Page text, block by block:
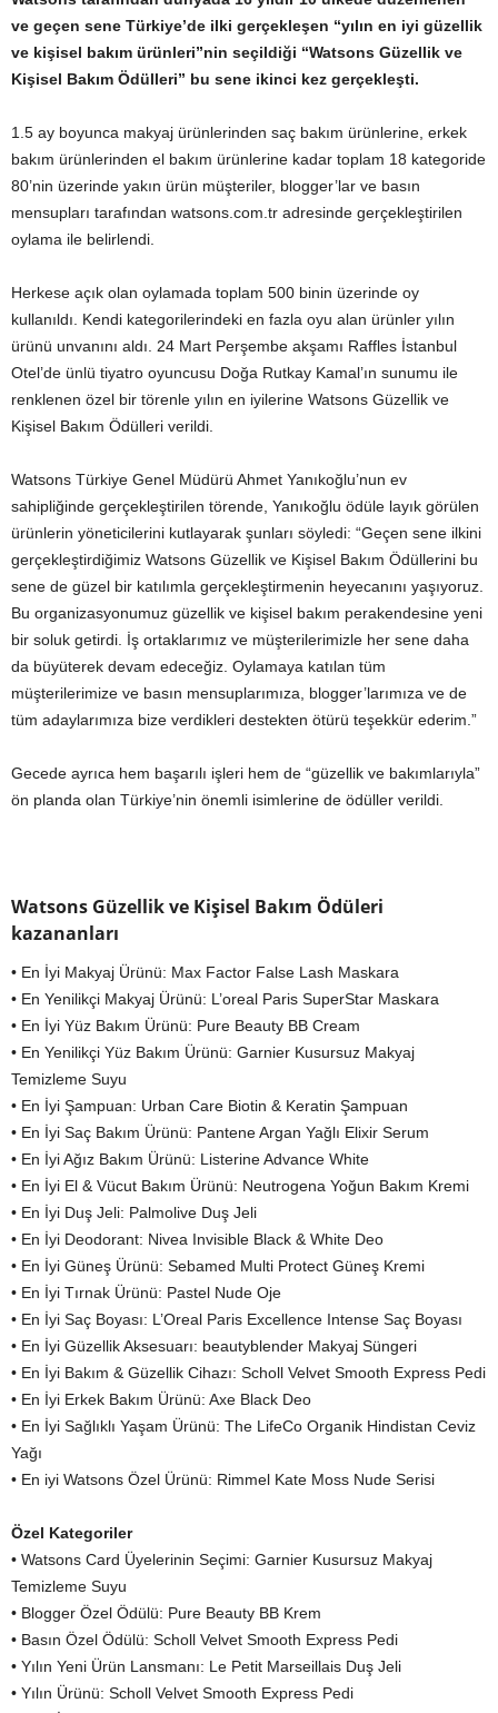
ve geçen sene Türkiye’de ilki gerçekleşen “yılın en iyi güzellik
ve kişisel bakım ürünleri”nin seçildiği “Watsons Güzellik ve
Kişisel Bakım Ödülleri” bu sene ikinci kez gerçekleşti.
1.5 ay boyunca makyaj ürünlerinden saç bakım ürünlerine, erkek
bakım ürünlerinden el bakım ürünlerine kadar toplam 18 kategoride
80’nin üzerinde yakın ürün müşteriler, blogger’lar ve basın
mensupları tarafından watsons.com.tr adresinde gerçekleştirilen
oylama ile belirlendi.
Herkese açık olan oylamada toplam 500 binin üzerinde oy
kullanıldı. Kendi kategorilerindeki en fazla oyu alan ürünler yılın
ürünü unvanını aldı. 24 Mart Perşembe akşamı Raffles İstanbul
Otel’de ünlü tiyatro oyuncusu Doğa Rutkay Kamal’ın sunumu ile
renklenen özel bir törenle yılın en iyilerine Watsons Güzellik ve
Kişisel Bakım Ödülleri verildi.
Watsons Türkiye Genel Müdürü Ahmet Yanıkoğlu’nun ev
sahipliğinde gerçekleştirilen törende, Yanıkoğlu ödüle layık görülen
ürünlerin yöneticilerini kutlayarak şunları söyledi: “Geçen sene ilkini
gerçekleştirdiğimiz Watsons Güzellik ve Kişisel Bakım Ödüllerini bu
sene de güzel bir katılımla gerçekleştirmenin heyecanını yaşıyoruz.
Bu organizasyonumuz güzellik ve kişisel bakım perakendesine yeni
bir soluk getirdi. İş ortaklarımız ve müşterilerimizle her sene daha
da büyüterek devam edeceğiz. Oylamaya katılan tüm
müşterilerimize ve basın mensuplarımıza, blogger’larımıza ve de
tüm adaylarımıza bize verdikleri destekten ötürü teşekkür ederim.”
Gecede ayrıca hem başarılı işleri hem de “güzellik ve bakımlarıyla”
ön planda olan Türkiye’nin önemli isimlerine de ödüller verildi.
Watsons Güzellik ve Kişisel Bakım Ödüleri
kazananları
• En İyi Makyaj Ürünü: Max Factor False Lash Maskara
• En Yenilikçi Makyaj Ürünü: L’oreal Paris SuperStar Maskara
• En İyi Yüz Bakım Ürünü: Pure Beauty BB Cream
• En Yenilikçi Yüz Bakım Ürünü: Garnier Kusursuz Makyaj
Temizleme Suyu
• En İyi Şampuan: Urban Care Biotin & Keratin Şampuan
• En İyi Saç Bakım Ürünü: Pantene Argan Yağlı Elixir Serum
• En İyi Ağız Bakım Ürünü: Listerine Advance White
• En İyi El & Vücut Bakım Ürünü: Neutrogena Yoğun Bakım Kremi
• En İyi Duş Jeli: Palmolive Duş Jeli
• En İyi Deodorant: Nivea Invisible Black & White Deo
• En İyi Güneş Ürünü: Sebamed Multi Protect Güneş Kremi
• En İyi Tırnak Ürünü: Pastel Nude Oje
• En İyi Saç Boyası: L’Oreal Paris Excellence Intense Saç Boyası
• En İyi Güzellik Aksesuarı: beautyblender Makyaj Süngeri
• En İyi Bakım & Güzellik Cihazı: Scholl Velvet Smooth Express Pedi
• En İyi Erkek Bakım Ürünü: Axe Black Deo
• En İyi Sağlıklı Yaşam Ürünü: The LifeCo Organik Hindistan Ceviz
Yağı
• En iyi Watsons Özel Ürünü: Rimmel Kate Moss Nude Serisi
Özel Kategoriler
• Watsons Card Üyelerinin Seçimi: Garnier Kusursuz Makyaj
Temizleme Suyu
• Blogger Özel Ödülü: Pure Beauty BB Krem
• Basın Özel Ödülü: Scholl Velvet Smooth Express Pedi
• Yılın Yeni Ürün Lansmanı: Le Petit Marseillais Duş Jeli
• Yılın Ürünü: Scholl Velvet Smooth Express Pedi